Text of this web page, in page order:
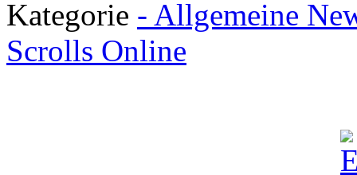
Kategorie - Allgemeine
Scrolls Online